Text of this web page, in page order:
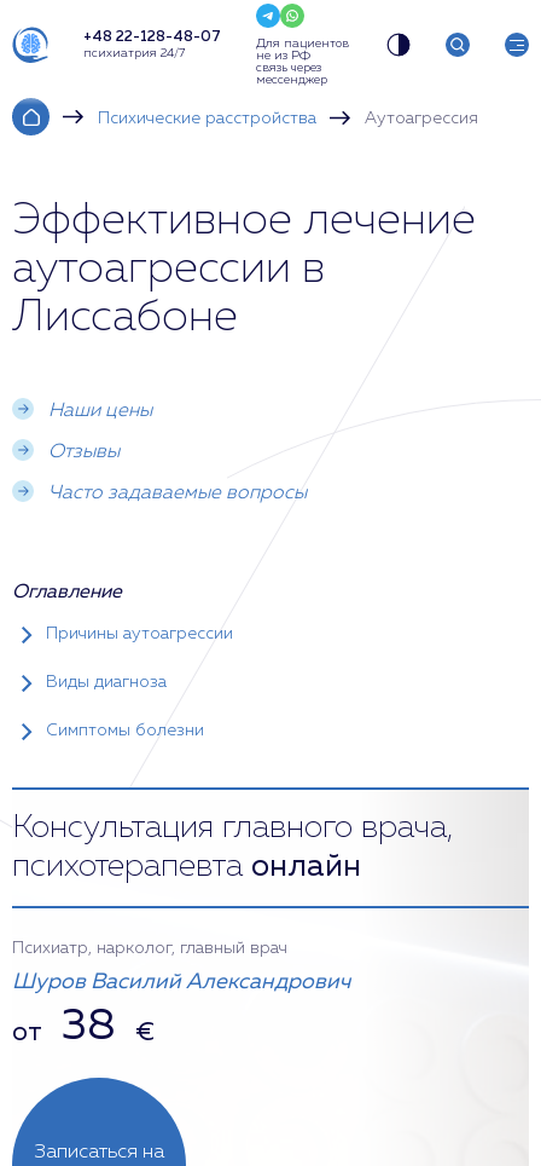
+48 22-128-48-07
психиатрия 24/7
Для пациентов
не из РФ
связь через
мессенджер
Психические расстройства Аутоагрессия
Эффективное лечение
аутоагрессии в
Лиссабоне
Наши цены
Отзывы
Часто задаваемые вопросы
Оглавление
Причины аутоагрессии
Виды диагноза
Симптомы болезни
Консультация главного врача,
психотерапевта онлайн
Записаться на
Психиатр, нарколог, главный врач
Шуров Василий Александрович
от 38 €